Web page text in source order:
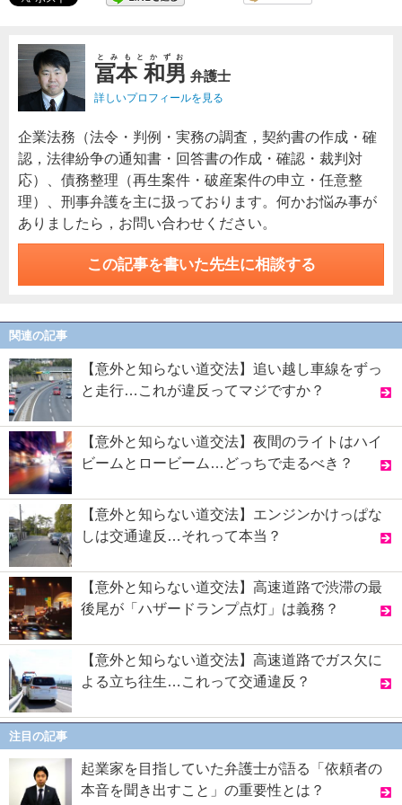
冨本 和男
とみもとかずお
弁護士
詳しいプロフィールを見る
企業法務（法令・判例・実務の調査，契約書の作成・確
認，法律紛争の通知書・回答書の作成・確認・裁判対
応）、債務整理（再生案件・破産案件の申立・任意整
理）、刑事弁護を主に扱っております。何かお悩み事が
ありましたら，お問い合わせください。
この記事を書いた先生に相談する
関連の記事
【意外と知らない道交法】追い越し車線をずっ
と走行…これが違反ってマジですか？
【意外と知らない道交法】夜間のライトはハイ
ビームとロービーム…どっちで走るべき？
【意外と知らない道交法】エンジンかけっぱな
しは交通違反…それって本当？
【意外と知らない道交法】高速道路で渋滞の最
後尾が「ハザードランプ点灯」は義務？
【意外と知らない道交法】高速道路でガス欠に
よる立ち往生…これって交通違反？
注目の記事
起業家を目指していた弁護士が語る「依頼者の
本音を聞き出すこと」の重要性とは？